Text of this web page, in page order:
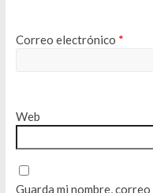
Correo electrónico *
Web
Guarda mi nombre,